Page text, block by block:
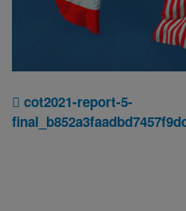
cot2021-report-5-